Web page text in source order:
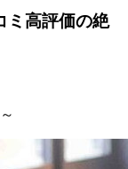
ミ高評価の絶